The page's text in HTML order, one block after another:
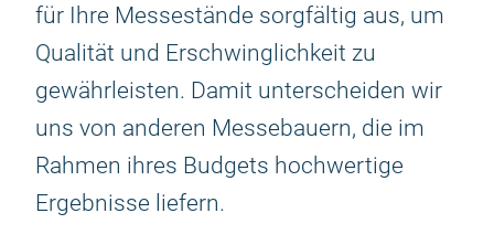
für Ihre Messestände sorgfältig aus, um
Qualität und Erschwinglichkeit zu
gewährleisten. Damit unterscheiden wir
uns von anderen Messebauern, die im
Rahmen ihres Budgets hochwertige
Ergebnisse liefern.